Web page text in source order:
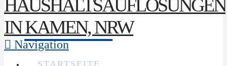
Navigation